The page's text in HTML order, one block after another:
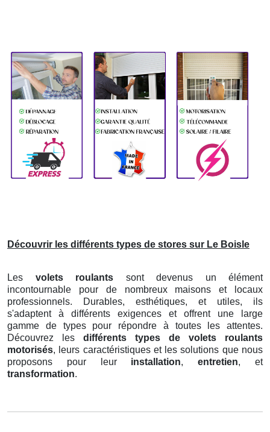
Découvrir les différents types de stores sur Le Boisle
Les volets roulants sont devenus un élément
incontournable pour de nombreux maisons et locaux
professionnels. Durables, esthétiques, et utiles, ils
s'adaptent à différents exigences et offrent une large
gamme de types pour répondre à toutes les attentes.
Découvrez les différents types de volets roulants
motorisés, leurs caractéristiques et les solutions que nous
proposons pour leur installation,entretien, et
transformation.